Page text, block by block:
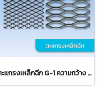
ตะแกรงเหล็กฉีก G-1 ความกว้าง 23 มม.